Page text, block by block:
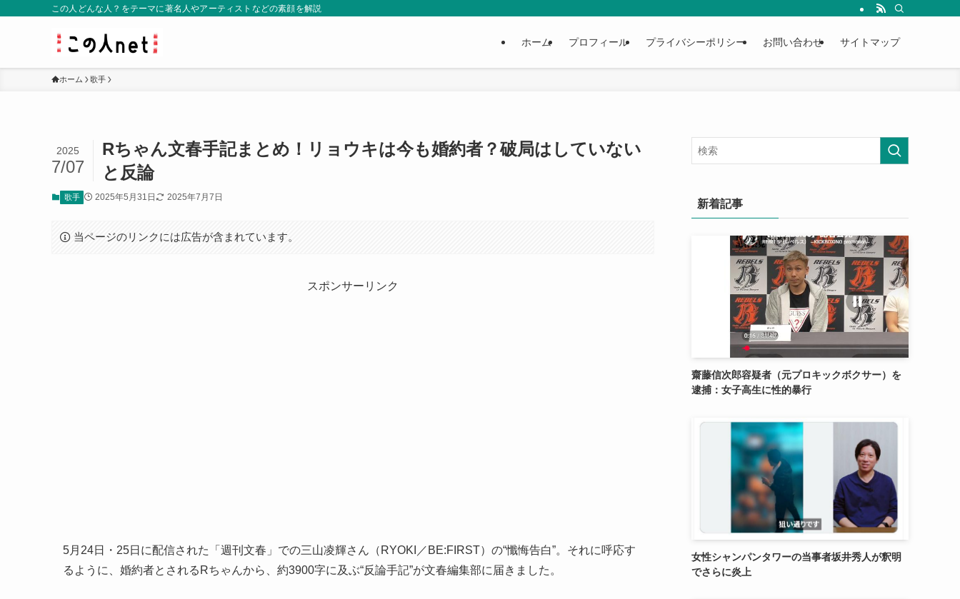
この人どんな人？をテーマに著名人やアーティストなどの素顔を解説
ホーム プロフィール プライバシーポリシー お問い合わせ サイトマップ
ホーム 歌手
Rちゃん文春手記まとめ！リョウキは今も婚約者？破局はしていない
と反論
2025
7/07
歌手 2025年5月31日 2025年7月7日
当ページのリンクには広告が含まれています。
スポンサーリンク
5月24日・25日に配信された「週刊文春」での三山凌輝さん（RYOKI／BE:FIRST）の“懺悔告白”。それに呼応す
るように、婚約者とされるRちゃんから、約3900字に及ぶ“反論手記”が文春編集部に届きました。
新着記事
齋藤信次郎容疑者（元プロキックボクサー）を
逮捕：女子高生に性的暴行
女性シャンパンタワーの当事者坂井秀人が釈明
でさらに炎上